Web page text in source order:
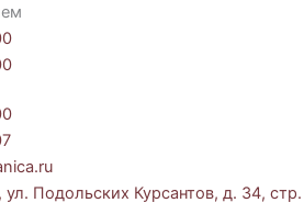
ул. Подольских Курсантов, д. 34, стр.